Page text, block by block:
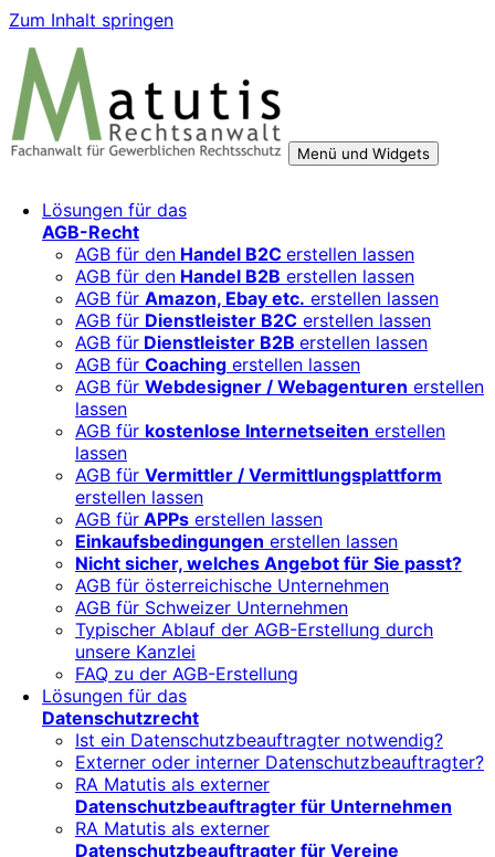
Zum Inhalt springen
wachsen mit starken AGB, Datenschutz und
Markenschutz
Aktivitäten, Plattformen und Innovationen rechtssicher
entwickeln und skalieren wollen.
Menü und Widgets
Lösungen für das
AGB-Recht
AGB für den Handel B2C erstellen lassen
AGB für den Handel B2B erstellen lassen
AGB für Amazon, Ebay etc. erstellen lassen
AGB für Dienstleister B2C erstellen lassen
AGB für Dienstleister B2B erstellen lassen
AGB für Coaching erstellen lassen
AGB für Webdesigner / Webagenturen erstellen
lassen
AGB für kostenlose Internetseiten erstellen
lassen
AGB für Vermittler / Vermittlungsplattform
erstellen lassen
AGB für APPs erstellen lassen
Einkaufsbedingungen erstellen lassen
Nicht sicher, welches Angebot für Sie passt?
AGB für österreichische Unternehmen
AGB für Schweizer Unternehmen
Typischer Ablauf der AGB-Erstellung durch
unsere Kanzlei
FAQ zu der AGB-Erstellung
Lösungen für das
Datenschutzrecht
Ist ein Datenschutzbeauftragter notwendig?
Externer oder interner Datenschutzbeauftragter?
RA Matutis als externer
Datenschutzbeauftragter für Unternehmen
RA Matutis als externer
Datenschutzbeauftragter für Vereine